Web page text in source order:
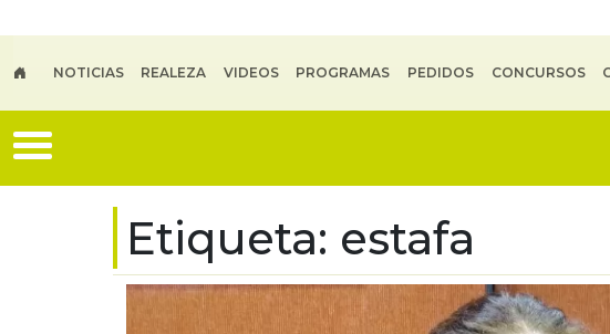
NOTICIAS REALEZA VIDEOS PROGRAMAS PEDIDOS CONCURSOS
Etiqueta: estafa